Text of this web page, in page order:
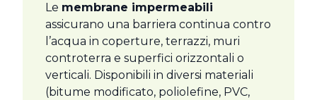
Le membrane impermeabili
assicurano una barriera continua contro
l’acqua in coperture, terrazzi, muri
controterra e superfici orizzontali o
verticali. Disponibili in diversi materiali
(bitume modificato, poliolefine, PVC,